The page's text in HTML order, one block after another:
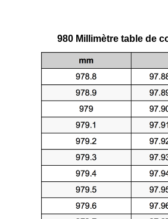
980 Millimètre table de